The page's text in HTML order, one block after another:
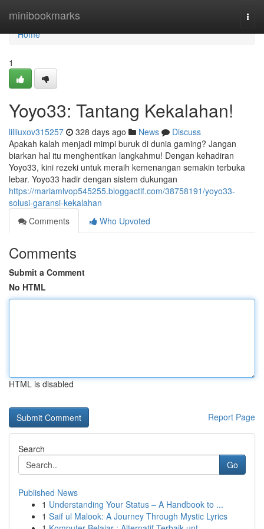
minibookmarks
Home
Home
1
Yoyo33: Tantang Kekalahan!
lilliuxov315257 328 days ago News
Discuss
Apakah kalah menjadi mimpi buruk di dunia gaming? Jangan
biarkan hal itu menghentikan langkahmu! Dengan kehadiran
Yoyo33, kini rezeki untuk meraih kemenangan semakin terbuka
lebar. Yoyo33 hadir dengan sistem dukungan
https://mariamlvop545255.bloggactif.com/38758191/yoyo33-
solusi-garansi-kekalahan
Comments
Who Upvoted
Comments
Submit a Comment
No HTML
HTML is disabled
Report Page
Search
Go
Published News
1 Understanding Your Status – A Handbook to ...
1 Saif ul Malook: A Journey Through Mystic Lyrics